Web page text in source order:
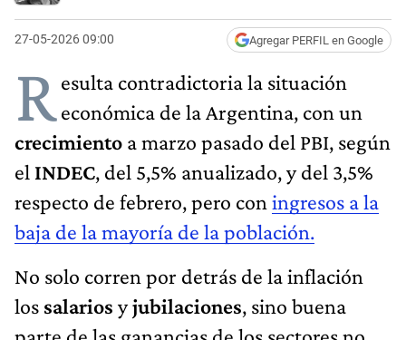
27-05-2026 09:00 Agregar PERFIL en Google
Resulta contradictoria la situación
económica de la Argentina, con un
crecimiento a marzo pasado del PBI, según
el INDEC, del 5,5% anualizado, y del 3,5%
respecto de febrero, pero con ingresos a la
baja de la mayoría de la población.
No solo corren por detrás de la inflación
los salarios yjubilaciones, sino buena